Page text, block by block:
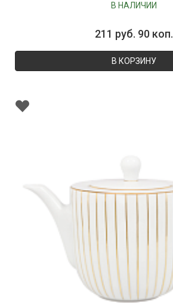
В НАЛИЧИИ
211 руб. 90 коп.
В КОРЗИНУ